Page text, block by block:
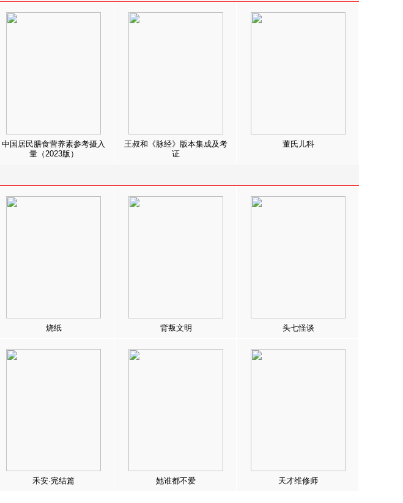
中国居民膳食营养素参考摄入
量（2023版）
王叔和《脉经》版本集成及考
证
董氏儿科
烧纸 背叛文明 头七怪谈
禾安·完结篇 她谁都不爱 天才维修师